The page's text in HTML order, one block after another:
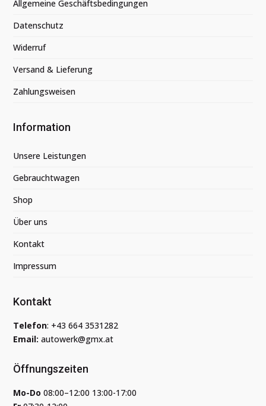
Allgemeine Geschäftsbedingungen
Datenschutz
Widerruf
Versand & Lieferung
Zahlungsweisen
Information
Unsere Leistungen
Gebrauchtwagen
Shop
Über uns
Kontakt
Impressum
Kontakt
Telefon: +43 664 3531282
Email: autowerk@gmx.at
Öffnungszeiten
Mo-Do 08:00–12:00 13:00-17:00